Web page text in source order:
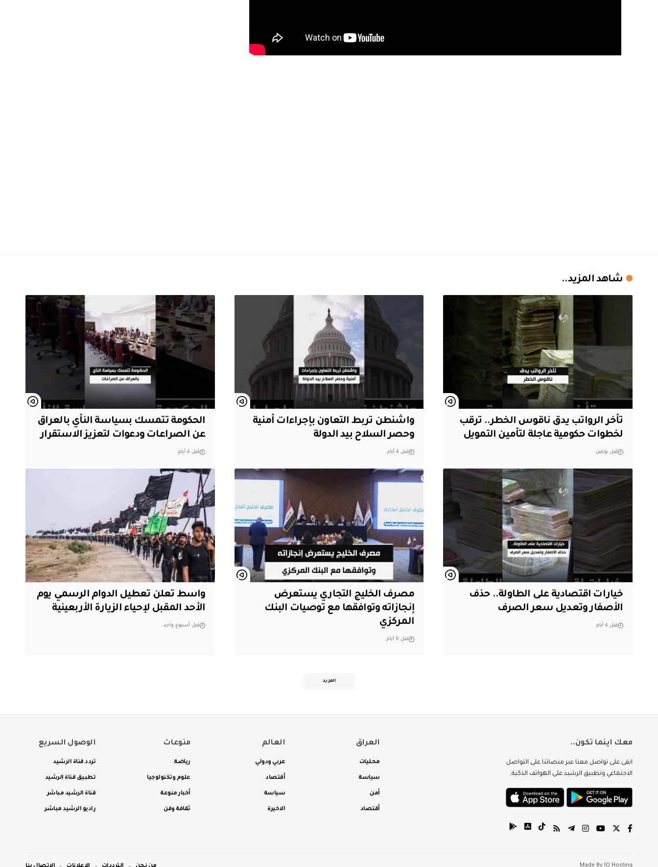
شاهد المزيد..
تأخر الرواتب يدق ناقوس الخطر.. ترقب
لخطوات حكومية عاجلة لتأمين التمويل
قبل يومين
واشنطن تربط التعاون بإجراءات أمنية
وحصر السلاح بيد الدولة
قبل 4 أيام
الحكومة تتمسك بسياسة النأي بالعراق
عن الصراعات ودعوات لتعزيز الاستقرار
قبل 4 أيام
خيارات اقتصادية على الطاولة.. حذف
الأصفار وتعديل سعر الصرف
قبل 4 أيام
مصرف الخليج التجاري يستعرض
إنجازاته وتوافقها مع توصيات البنك
المركزي
قبل 6 أيام
واسط تعلن تعطيل الدوام الرسمي يوم
الأحد المقبل لإحياء الزيارة الأربعينية
قبل أسبوع واحد
المزيد
معك اينما تكون..
ابقى على تواصل معنا عبر منصاتنا على التواصل
الاجتماعي وتطبيق الرشيد على الهواتف الذكية.
العراق
محليات
سياسة
أمن
أقتصاد
العالم
عربي ودولي
أقتصاد
سياسة
الاخيرة
منوعات
رياضة
علوم وتكنولوجيا
أخبار منوعة
ثقافة وفن
الوصول السريع
تردد قناة الرشيد
تطبيق قناة الرشيد
قناة الرشيد مباشر
راديو الرشيد مباشر